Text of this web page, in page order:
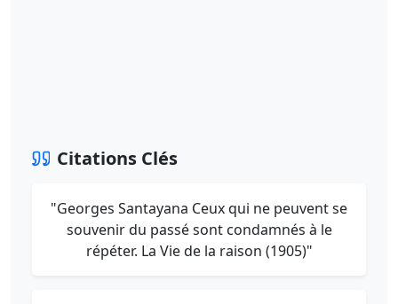
Citations Clés
"Georges Santayana Ceux qui ne peuvent se
souvenir du passé sont condamnés à le
répéter. La Vie de la raison (1905)"